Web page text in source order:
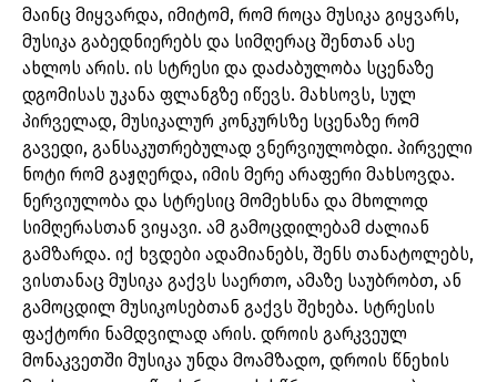
მაინც მიყვარდა, იმიტომ, რომ როცა მუსიკა გიყვარს,
მუსიკა გაბედნიერებს და სიმღერაც შენთან ასე
ახლოს არის. ის სტრესი და დაძაბულობა სცენაზე
დგომისას უკანა ფლანგზე იწევს. მახსოვს, სულ
პირველად, მუსიკალურ კონკურსზე სცენაზე რომ
გავედი, განსაკუთრებულად ვნერვიულობდი. პირველი
ნოტი რომ გაჟღერდა, იმის მერე არაფერი მახსოვდა.
ნერვიულობა და სტრესიც მომეხსნა და მხოლოდ
სიმღერასთან ვიყავი. ამ გამოცდილებამ ძალიან
გამზარდა. იქ ხვდები ადამიანებს, შენს თანატოლებს,
ვისთანაც მუსიკა გაქვს საერთო, ამაზე საუბრობთ, ან
გამოცდილ მუსიკოსებთან გაქვს შეხება. სტრესის
ფაქტორი ნამდვილად არის. დროის გარკვეულ
მონაკვეთში მუსიკა უნდა მოამზადო, დროის წნეხის